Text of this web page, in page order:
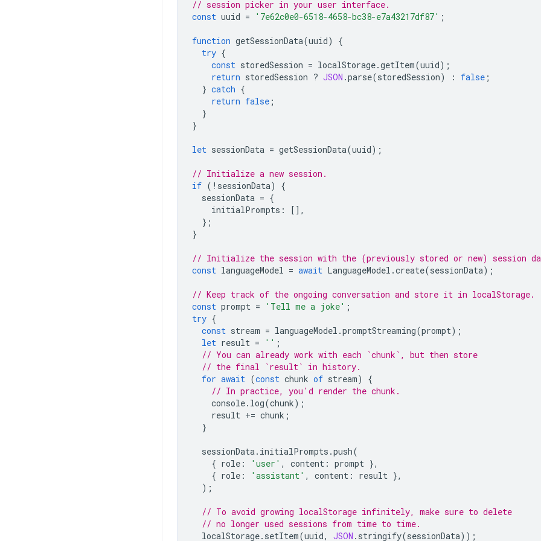
// session picker in your user interface.
const uuid = '7e62c0e0-6518-4658-bc38-e7a43217df87' ;
function getSessionData(uuid)
{
try {
const storedSession = localStorage.getItem(uuid);
return storedSession ? JSON .parse(storedSession) : false ;
} catch {
return false ;
}
}
let sessionData = getSessionData(uuid);
// Initialize a new session.
if ( ! sessionData)
{
sessionData = {
initialPrompts :
[],
};
}
// Initialize the session with the (previously stored or new) session
const languageModel = await LanguageModel .create(sessionData);
// Keep track of the ongoing conversation and store it in localStorage.
const prompt = 'Tell me a joke' ;
try {
const stream = languageModel .promptStreaming(prompt);
let result = '' ;
// You can already work with each `chunk`, but then store
// the final `result` in history.
for await (const chunk of stream)
{
// In practice, you'd render the chunk.
console. log(chunk);
result += chunk ;
}
sessionData. initialPrompts .push(
{ role : 'user' , content : prompt },
{ role : 'assistant' , content : result },
);
// To avoid growing localStorage infinitely, make sure to delete
// no longer used sessions from time to time.
localStorage. setItem(uuid, JSON . stringify(sessionData));